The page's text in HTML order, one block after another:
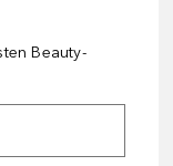
Beauty-